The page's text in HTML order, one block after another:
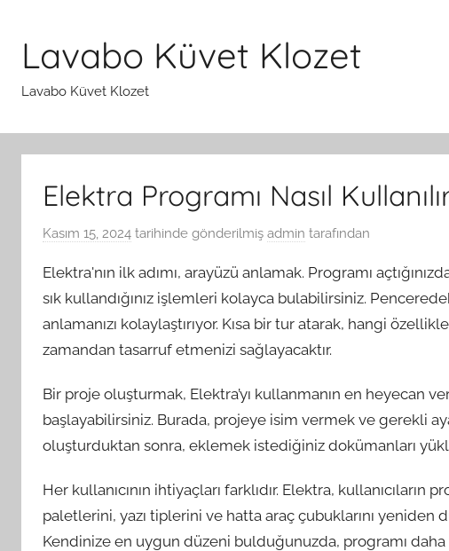
Lavabo Küvet Klozet
Lavabo Küvet Klozet
Elektra Programı Nasıl
Kasım 15, 2024 tarihinde gönderilmiş admin tarafından
Elektra'nın ilk adımı, arayüzü anlamak. Programı
sık kullandığınız işlemleri kolayca bulabilirsiniz.
anlamanızı kolaylaştırıyor. Kısa bir tur atarak, hangi
zamandan tasarruf etmenizi sağlayacaktır.
Bir proje oluşturmak, Elektra’yı kullanmanın en heyecan
başlayabilirsiniz. Burada, projeye isim vermek ve gerekli
oluşturduktan sonra, eklemek istediğiniz dokümanları
Her kullanıcının ihtiyaçları farklıdır. Elektra,
paletlerini, yazı tiplerini ve hatta araç çubuklarını
Kendinize en uygun düzeni bulduğunuzda, programı